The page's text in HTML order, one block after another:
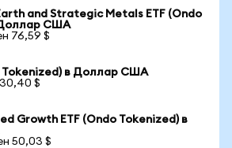
and Strategic Metals ETF (Ondo
США
76,59 $
в Доллар США
$
Growth ETF (Ondo Tokenized) в
50,03 $